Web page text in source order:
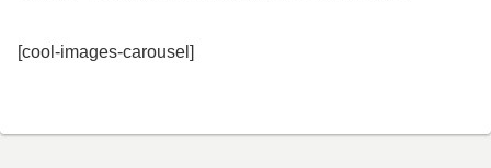
[cool-images-carousel]